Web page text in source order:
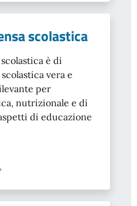
scolastica
è di
vera e
per
nutrizionale e di
di educazione